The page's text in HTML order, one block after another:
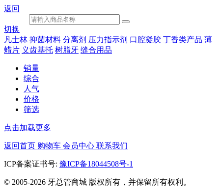
返回
切换
凡士林 抑菌材料 分离剂 压力指示剂 口腔凝胶 丁香类产品 薄
蜡片 义齿基托 树脂牙 缝合用品
销量
综合
人气
价格
筛选
点击加载更多
返回首页 购物车 会员中心 联系我们
ICP备案证书号: 豫ICP备18044508号-1
© 2005-2026 牙总管商城 版权所有，并保留所有权利。